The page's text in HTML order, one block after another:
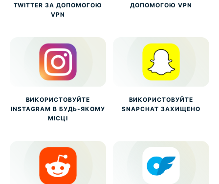
TWITTER ЗА ДОПОМОГОЮ
VPN
ДОПОМОГОЮ VPN
ВИКОРИСТОВУЙТЕ
INSTAGRAM В БУДЬ-ЯКОМУ
МІСЦІ
ВИКОРИСТОВУЙТЕ
SNAPCHAT ЗАХИЩЕНО